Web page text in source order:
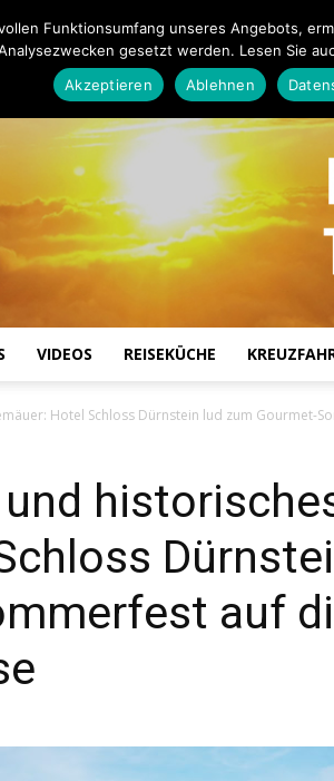
VIDEOS REISEKÜCHE
Hotel Schloss Dürnstein lud zum Gourmet-
auf
Funktionsumfang unseres Angebots,
gesetzt werden. Lesen Sie
Akzeptieren
Ablehnen